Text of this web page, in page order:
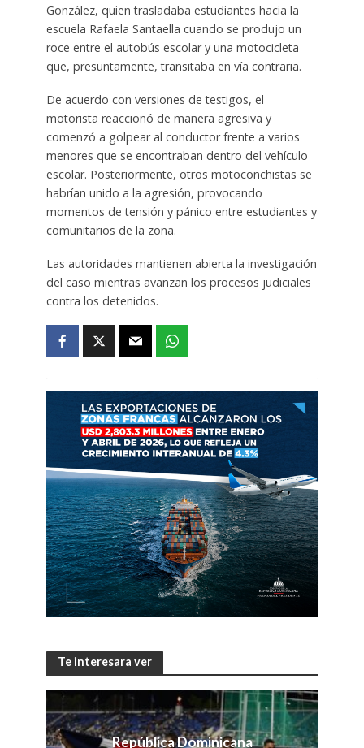
González, quien trasladaba estudiantes hacia la
escuela Rafaela Santaella cuando se produjo un
roce entre el autobús escolar y una motocicleta
que, presuntamente, transitaba en vía contraria.
De acuerdo con versiones de testigos, el
motorista reaccionó de manera agresiva y
comenzó a golpear al conductor frente a varios
menores que se encontraban dentro del vehículo
escolar. Posteriormente, otros motoconchistas se
habrían unido a la agresión, provocando
momentos de tensión y pánico entre estudiantes y
comunitarios de la zona.
Las autoridades mantienen abierta la investigación
del caso mientras avanzan los procesos judiciales
contra los detenidos.
Te interesara ver
República Dominicana